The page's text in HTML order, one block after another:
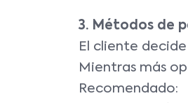
3. Métodos de
El cliente
Mientras más
Recomendado: